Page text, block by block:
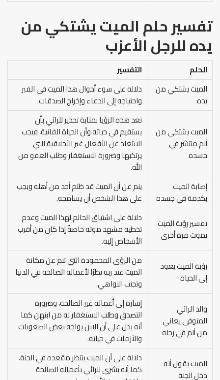
تفسير حلم الميت يشتكي من
يدهللرجل الأعزب
الحلم
التفسير
الميت يشتكي من
يده
دلالة على سوء أحوال هذا الميت في القبر
واحتياجه إلى الدعاء وإخراج الصدقات.
الميت يشتكي من
ألم منتشر في
جسده
تعد هذه الرؤيا بمثابة تحذير للرائي بأن
يستقيم في حياته وأن الحياة الفانية، فيجب
الابتعاد عن الأفعال غير الأخلاقية التي
يرتكبها وضرورة الاستغفار وطلب العفو من
الله.
إصابة الميت
بكدمة في جسده
ينم عن أن الميت قد ظلم أحد من أهله ويجب
على هذا الشخص أن يسامحه.
تفسير رؤية الميت
يموت مرة أخرى
دلالة على اشتياق الحالم لهذا الميت وعدم
تخطيه مشهد موته خاصةً إذا كان من أقرب
الأشخاص إليه.
رؤية الميت يعود
إلى الحياة
من الرؤى المحمودة التي تنم عن مكانة
الميت عند ربه نظرًا لأعماله الصالحة في الدنيا
وتجنب النواهي.
والد الرائي
المتوفى يعاني
من ألم في رجله
إشارة إلى أعماله غير الصالحة، وضرورة
التصدق وطلب الاستغفار له من ابنهن كما
أنه يدل على أن الابن يواجه بعض الصعوبات
والأزمات في حياته.
الميت يقول أنه
دخل الجنة
دلالة على أن الميت ينتظر مقعده في الجنة،
كما أنه بشرى للرائي بأعماله الصالحة